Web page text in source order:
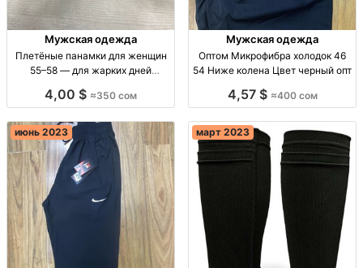
Мужская одежда
Плетёные панамки для женщин
55–58 — для жарких дней
сезон жарa; р-р 55-58; дышащий;
4,00 $ ≈350 сом
Мужская одежда
Оптом Микрофибра холодок 46
54 Ниже колена Цвет черный опт
4,57 $ ≈400 сом
июнь 2023 март 2023